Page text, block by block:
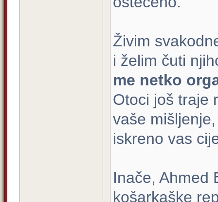
Živim
i želim čuti
me netko
Otoci još traje
vaše
iskreno vas
Inače, Ahmed
košarkaške